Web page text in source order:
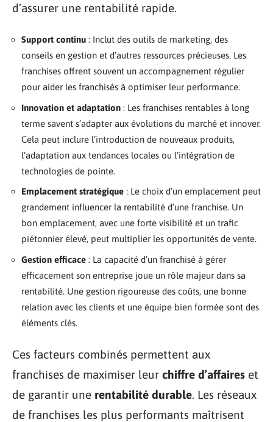
d’assurer une rentabilité rapide.
Support continu : Inclut des outils de marketing, des
conseils en gestion et d’autres ressources précieuses. Les
franchises offrent souvent un accompagnement régulier
pour aider les franchisés à optimiser leur performance.
Innovation et adaptation : Les franchises rentables à long
terme savent s’adapter aux évolutions du marché et innover.
Cela peut inclure l’introduction de nouveaux produits,
l’adaptation aux tendances locales ou l’intégration de
technologies de pointe.
Emplacement stratégique : Le choix d’un emplacement peut
grandement influencer la rentabilité d’une franchise. Un
bon emplacement, avec une forte visibilité et un trafic
piétonnier élevé, peut multiplier les opportunités de vente.
Gestion efficace : La capacité d’un franchisé à gérer
efficacement son entreprise joue un rôle majeur dans sa
rentabilité. Une gestion rigoureuse des coûts, une bonne
relation avec les clients et une équipe bien formée sont des
éléments clés.
Ces facteurs combinés permettent aux
franchises de maximiser leur chiffre d’affaires et
de garantir une rentabilité durable. Les réseaux
de franchises les plus performants maîtrisent